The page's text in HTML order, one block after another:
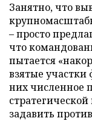
Занятно, что
– просто
что
пытается
взятые участки
них численное
задавить